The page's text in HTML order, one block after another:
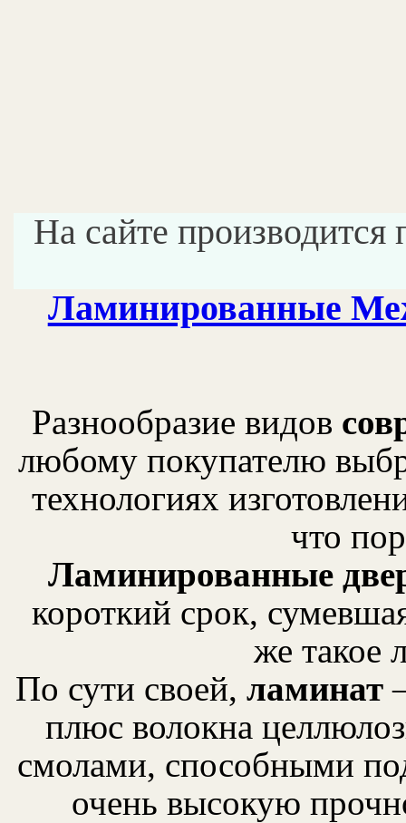
На сайте производится
Ламинированные
Разнообразие видов
любому покупателю
технологиях
что
Ламинированные
короткий срок,
же такое
По сути своей, ламинат
плюс волокна
смолами, способными
очень высокую